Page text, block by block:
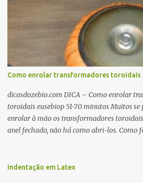
Como enrolar transformadores toroidais
dicasdozebio.com DICA – Como enrolar
toroidais eusebiop 51-70 minutos Muitos
enrolar à mão os transformadores
anel fechado, não há como abri-los. Como
utilizadas para automatizar a bobinagem de
Indentação em Latex